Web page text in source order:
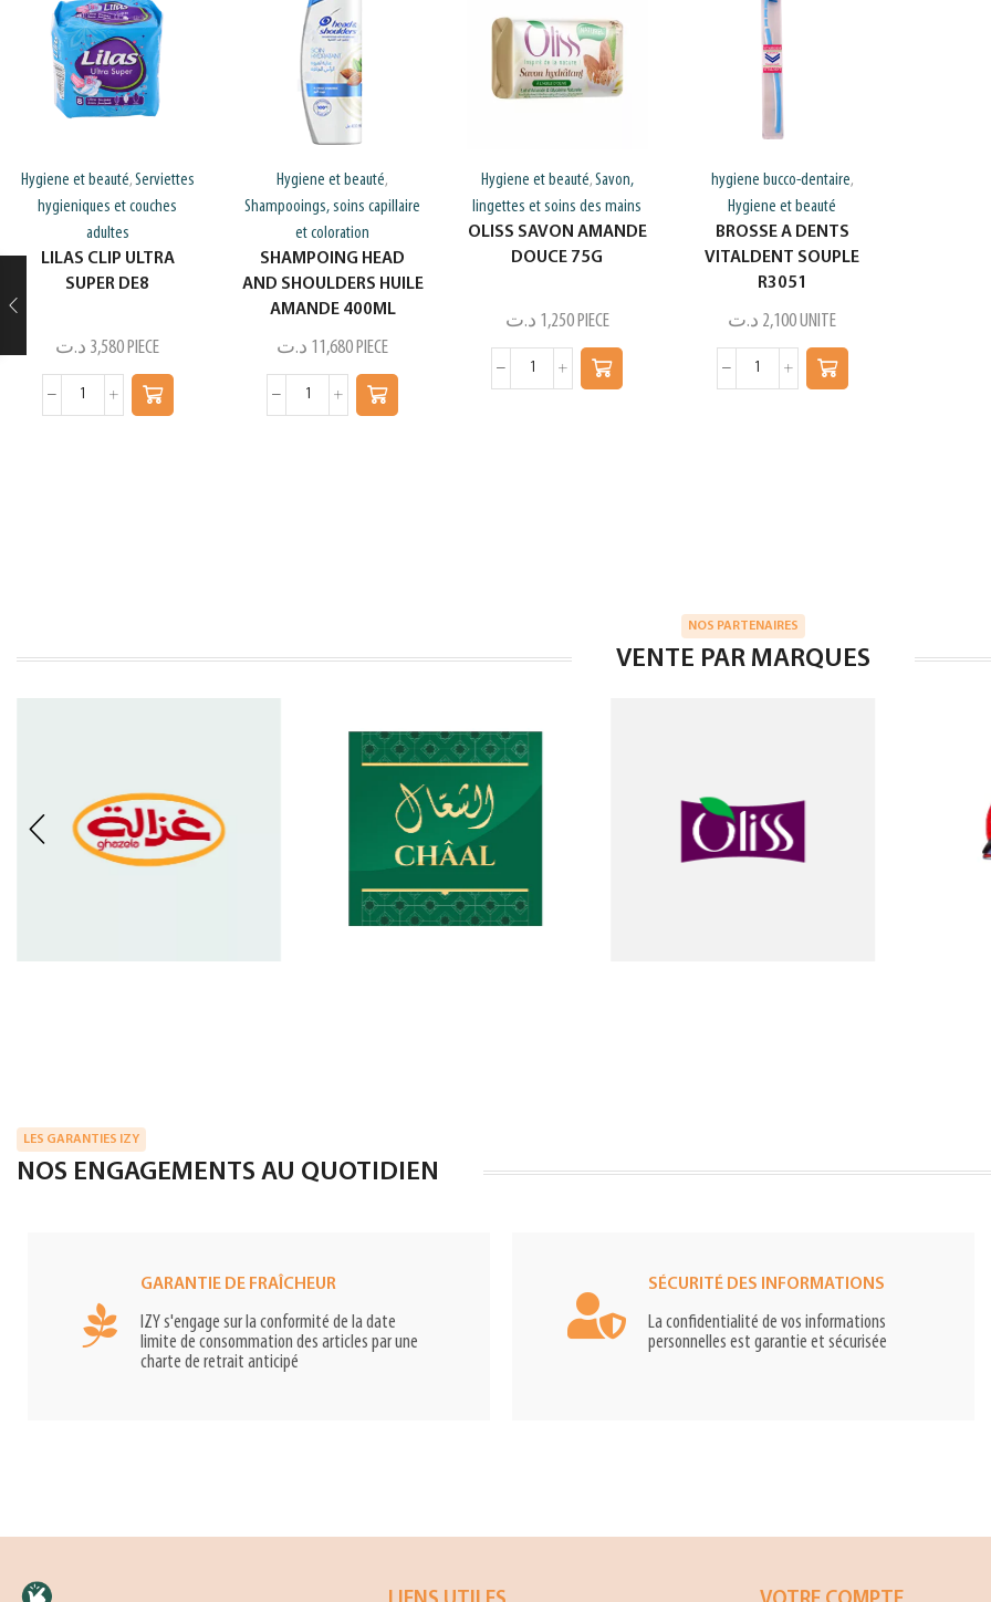
Hygiene et beauté, Serviettes
hygieniques et couches
adultes
LILAS CLIP ULTRA
SUPER DE8
3,580 د.ت PIECE
Hygiene et beauté,
Shampooings, soins capillaire
et coloration
SHAMPOING HEAD
AND SHOULDERS HUILE
AMANDE 400ML
11,680 د.ت PIECE
Hygiene et beauté, Savon,
lingettes et soins des mains
OLISS SAVON AMANDE
DOUCE 75G
1,250 د.ت PIECE
hygiene bucco-dentaire,
Hygiene et beauté
BROSSE A DENTS
VITALDENT SOUPLE
R3051
2,100 د.ت UNITE
NOS PARTENAIRES
VENTE PAR MARQUES
LES GARANTIES IZY
NOS ENGAGEMENTS AU QUOTIDIEN
GARANTIE DE FRAÎCHEUR
IZY s'engage sur la conformité de la date
limite de consommation des articles par une
charte de retrait anticipé
SÉCURITÉ DES INFORMATIONS
La confidentialité de vos informations
personnelles est garantie et sécurisée